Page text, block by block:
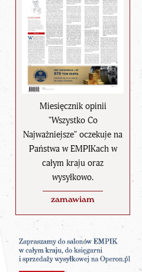
Miesięcznik opinii
"Wszystko Co
Najważniejsze" oczekuje na
Państwa w EMPIKach w
całym kraju oraz
wysyłkowo.
zamawiam